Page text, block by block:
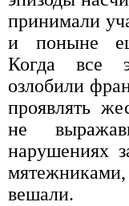
принимали
и поныне
Когда все
озлобили
проявлять
не
нарушениях
вешали.